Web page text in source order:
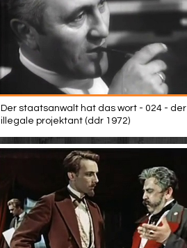
Der staatsanwalt hat das wort - 024 - der
illegale projektant (ddr 1972)